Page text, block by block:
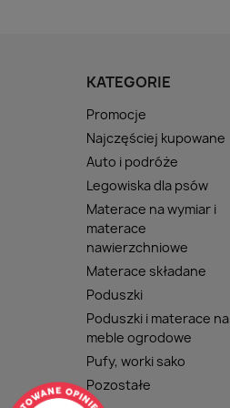
KATEGORIE
Promocje
Najczęściej kupowane
Auto i podróże
Legowiska dla psów
Materace na wymiar i
materace
nawierzchniowe
Materace składane
Poduszki
Poduszki i materace na
meble ogrodowe
Pufy, worki sako
Pozostałe